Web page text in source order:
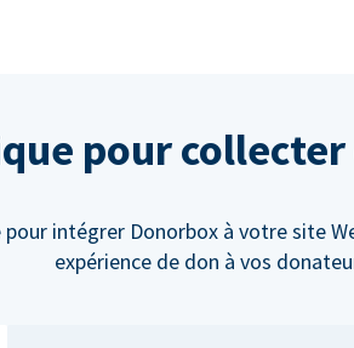
pour collecter
intégrer Donorbox à votre site
expérience de don à vos